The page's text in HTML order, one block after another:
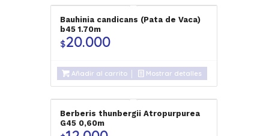
Bauhinia candicans (Pata de Vaca)
b45 1.70m
$20.000
Añadir al carrito Mostrar detalles
Berberis thunbergii Atropurpurea
G45 0,60m